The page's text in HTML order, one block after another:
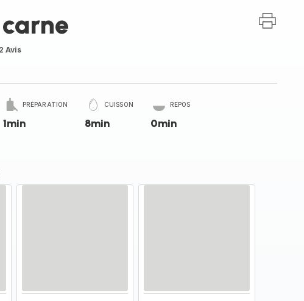
Avis
PRÉPARATION
1min
CUISSON
8min
REPOS
0min